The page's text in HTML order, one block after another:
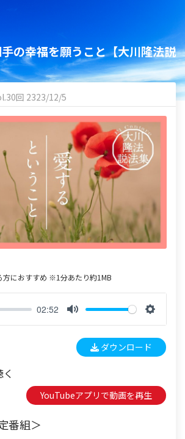
の幸福を願うこと【大川隆法説
回 2323/12/5
方におすすめ ※1分あたり約1MB
02:52
e
t
n
g
ダウンロード
YouTubeアプリで動画を再生
番組＞